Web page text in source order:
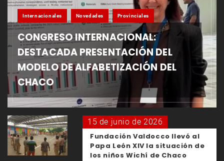
Internacionales Novedades Provinciales
CONGRESO INTERNACIONAL:
DESTACADA PRESENTACIÓN DEL
MODELO DE ALFABETIZACIÓN DEL
CHACO
15 de junio de 2026
Fundación Valdocco llevó al
Papa León XIV la situación de
los niños Wichí de Chaco